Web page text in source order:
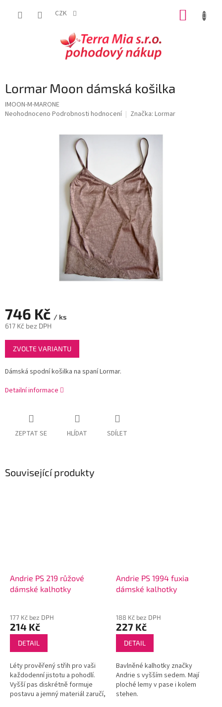
CZK
Lormar Moon dámská košilka
IMOON-M-MARONE
Průměrné
Neohodnoceno Podrobnosti hodnocení Značka: Lormar
746 Kč / ks
617 Kč bez DPH
Měrná
cena:
ZVOLTE VARIANTU
Dámská spodní košilka na spaní Lormar.
Detailní informace
ZEPTAT SE HLÍDAT SDÍLET
Související produkty
Andrie PS 219 růžové
dámské kalhotky
177 Kč bez DPH
214 Kč
DETAIL
Léty prověřený střih pro vaši
každodenní jistotu a pohodlí.
Vyšší pas diskrétně formuje
postavu a jemný materiál zaručí,
Andrie PS 1994 fuxia
dámské kalhotky
188 Kč bez DPH
227 Kč
DETAIL
Bavlněné kalhotky značky
Andrie s vyšším sedem. Mají
ploché lemy v pase i kolem
stehen.